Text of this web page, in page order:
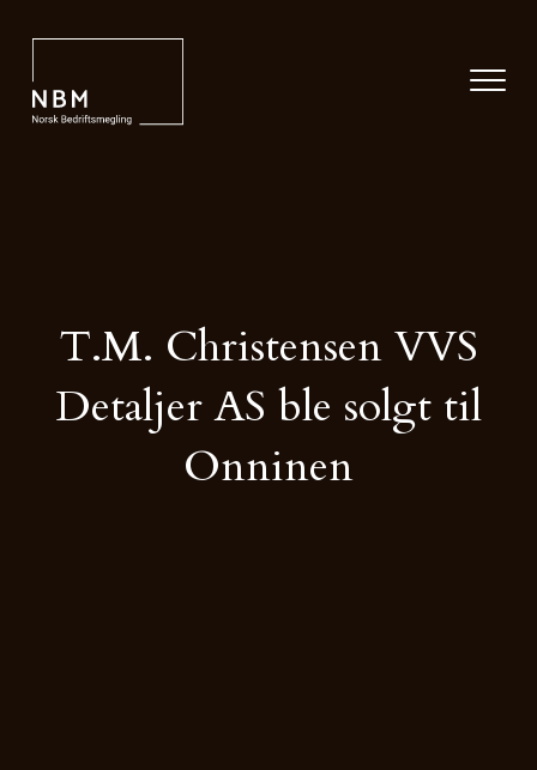
T.M. Christensen VVS
Detaljer AS ble solgt til
Onninen